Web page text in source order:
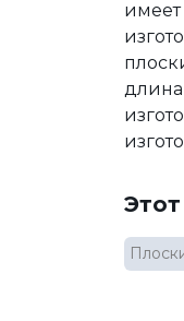
имеет